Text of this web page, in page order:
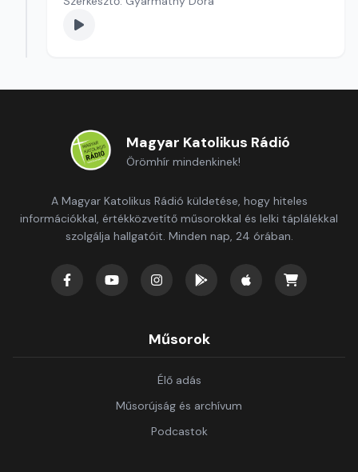
Magyar Katolikus Rádió
Örömhír mindenkinek!
A Magyar Katolikus Rádió küldetése, hogy hiteles
információkkal, értékközvetítő műsorokkal és lelki táplálékkal
szolgálja hallgatóit. Minden nap, 24 órában.
Műsorok
Élő adás
Műsorújság és archívum
Podcastok